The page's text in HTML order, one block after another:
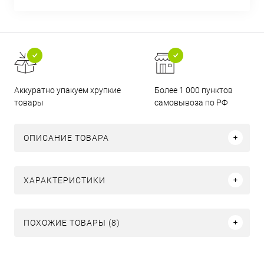
Аккуратно упакуем хрупкие
товары
Более 1 000 пунктов
самовывоза по РФ
ОПИСАНИЕ ТОВАРА
ХАРАКТЕРИСТИКИ
ПОХОЖИЕ ТОВАРЫ (8)